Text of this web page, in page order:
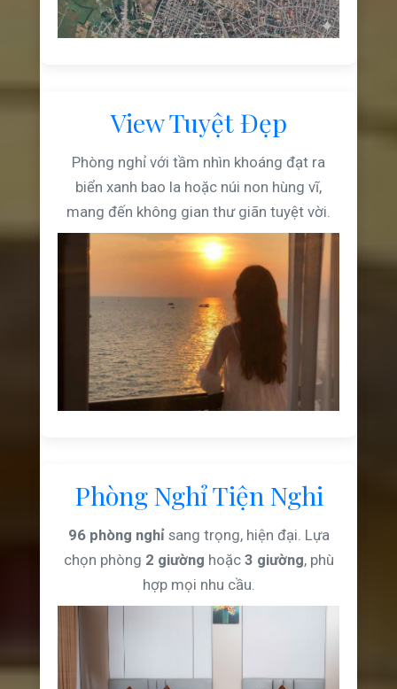
View Tuyệt Đẹp
Phòng nghỉ với tầm nhìn khoáng đạt ra
biển xanh bao la hoặc núi non hùng vĩ,
mang đến không gian thư giãn tuyệt vời.
Phòng Nghỉ Tiện Nghi
96 phòng nghỉsang trọng, hiện đại. Lựa
chọn phòng 2 giường hoặc 3 giường, phù
hợp mọi nhu cầu.